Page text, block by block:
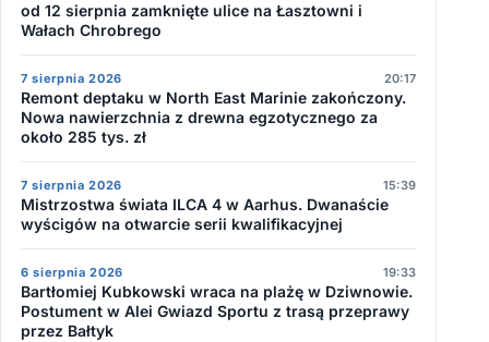
od 12 sierpnia zamknięte ulice na Łasztowni i
Wałach Chrobrego
7 sierpnia 2026 20:17
Remont deptaku w North East Marinie zakończony.
Nowa nawierzchnia z drewna egzotycznego za
około 285 tys. zł
7 sierpnia 2026 15:39
Mistrzostwa świata ILCA 4 w Aarhus. Dwanaście
wyścigów na otwarcie serii kwalifikacyjnej
6 sierpnia 2026 19:33
Bartłomiej Kubkowski wraca na plażę w Dziwnowie.
Postument w Alei Gwiazd Sportu z trasą przeprawy
przez Bałtyk